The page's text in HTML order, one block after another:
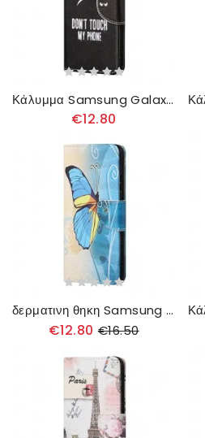
Κάλυμμα Samsung Galaxy A13 5G Μην Αγγίζετε Το Τηλέφωνό Μου
€12.80
δερματινη θηκη Samsung Galaxy A13 5G Κυρίαρχες Πεταλούδες
€12.80 €16.50